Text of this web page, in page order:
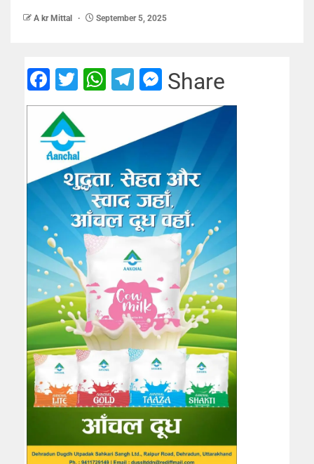
A kr Mittal September 5, 2025
Facebook
TwitterWhatsApp
Telegram
Messenger
Share